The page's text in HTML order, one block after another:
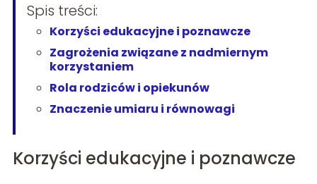
Spis treści:
Korzyści edukacyjne i poznawcze
Zagrożenia związane z nadmiernym
korzystaniem
Rola rodziców i opiekunów
Znaczenie umiaru i równowagi
Korzyści edukacyjne i poznawcze